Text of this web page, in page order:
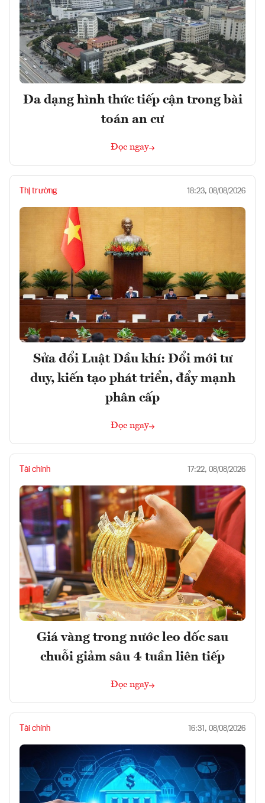
Đa dạng hình thức tiếp cận trong bài
toán an cư
Đọc ngay
Thị trường 18:23, 08/08/2026
Sửa đổi Luật Dầu khí: Đổi mới tư
duy, kiến tạo phát triển, đẩy mạnh
phân cấp
Đọc ngay
Tài chính 17:22, 08/08/2026
Giá vàng trong nước leo dốc sau
chuỗi giảm sâu 4 tuần liên tiếp
Đọc ngay
Tài chính 16:31, 08/08/2026